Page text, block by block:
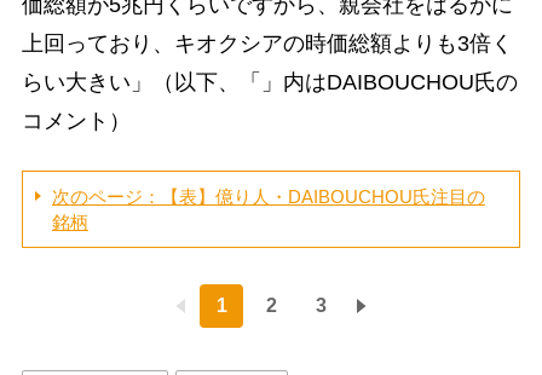
価総額が5兆円くらいですから、親会社をはるかに
上回っており、キオクシアの時価総額よりも3倍く
らい大きい」（以下、「」内はDAIBOUCHOU氏の
コメント）
次のページ：【表】億り人・DAIBOUCHOU氏注目の
銘柄
1 2 3